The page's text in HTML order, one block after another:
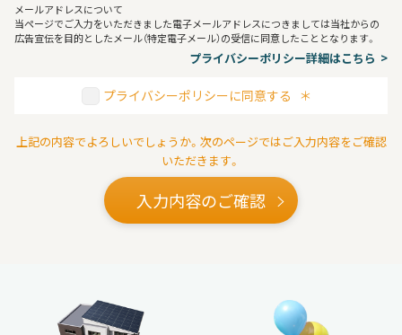
メールアドレスについて
当ページでご入力をいただきました電子メールアドレスにつきましては当社からの
広告宣伝を目的としたメール（特定電子メール）の受信に同意したこととなります。
プライバシーポリシー詳細はこちら
プライバシーポリシーに同意する ＊
上記の内容でよろしいでしょうか。次のページではご入力内容をご確認
いただきます。
入力内容のご確認